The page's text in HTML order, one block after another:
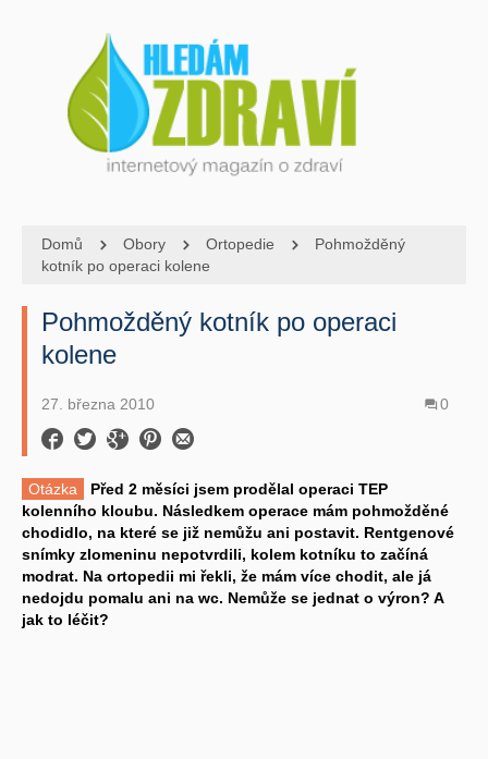
Domů Obory Ortopedie
Pohmožděný
kotník po operaci kolene
Pohmožděný kotník po operaci
kolene
27. března 2010 0
Otázka
Před 2 měsíci jsem prodělal operaci TEP
kolenního kloubu. Následkem operace mám pohmožděné
chodidlo, na které se již nemůžu ani postavit. Rentgenové
snímky zlomeninu nepotvrdili, kolem kotníku to začíná
modrat. Na ortopedii mi řekli, že mám více chodit, ale já
nedojdu pomalu ani na wc. Nemůže se jednat o výron? A
jak to léčit?